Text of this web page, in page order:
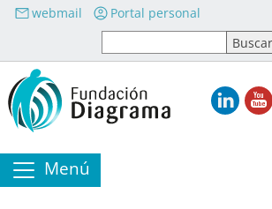
Pasar al contenido principal
webmail Portal personal
Menú